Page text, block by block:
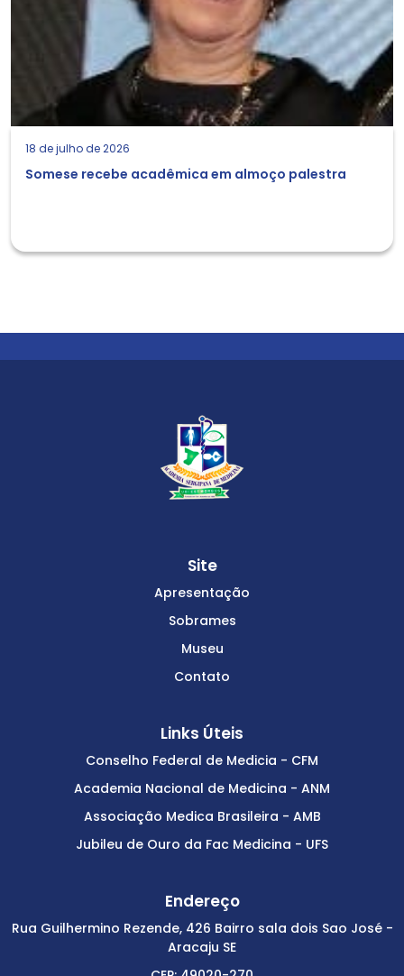
18 de julho de 2026
Somese recebe acadêmica em almoço palestra
Site
Apresentação
Sobrames
Museu
Contato
Links Úteis
Conselho Federal de Medicia - CFM
Academia Nacional de Medicina - ANM
Associação Medica Brasileira - AMB
Jubileu de Ouro da Fac Medicina - UFS
Endereço
Rua Guilhermino Rezende, 426 Bairro sala dois Sao José -
Aracaju SE